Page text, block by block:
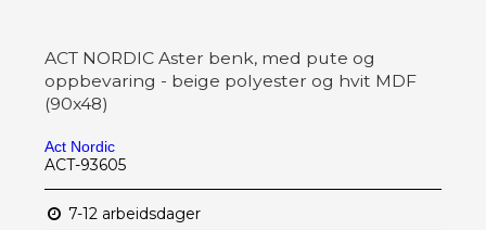
ACT NORDIC Aster benk, med pute og
oppbevaring - beige polyester og hvit MDF
(90x48)
Act Nordic
ACT-93605
7-12 arbeidsdager